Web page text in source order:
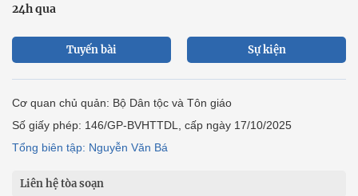
24h qua
Tuyến bài Sự kiện
Cơ quan chủ quản: Bộ Dân tộc và Tôn giáo
Số giấy phép: 146/GP-BVHTTDL, cấp ngày 17/10/2025
Tổng biên tập: Nguyễn Văn Bá
Liên hệ tòa soạn